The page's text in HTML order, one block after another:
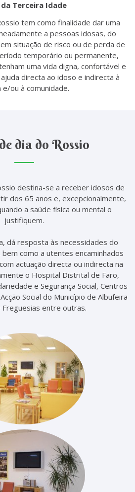
Terceira Idade
tem como finalidade dar uma
a pessoas idosas, do
situação de risco ou de perda de
temporário ou permanente,
uma vida digna, confortável e
directa ao idoso e indirecta à
e/ou à comunidade.
dia do Rossio
destina-se a receber idosos de
dos 65 anos e, excepcionalmente,
a saúde física ou mental o
justifiquem.
dá resposta às necessidades do
bem como a utentes encaminhados
actuação directa ou indirecta na
o Hospital Distrital de Faro,
e Segurança Social, Centros
Social do Município de Albufeira
Freguesias entre outras.